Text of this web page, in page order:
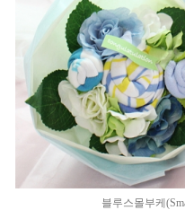
블루스몰부케